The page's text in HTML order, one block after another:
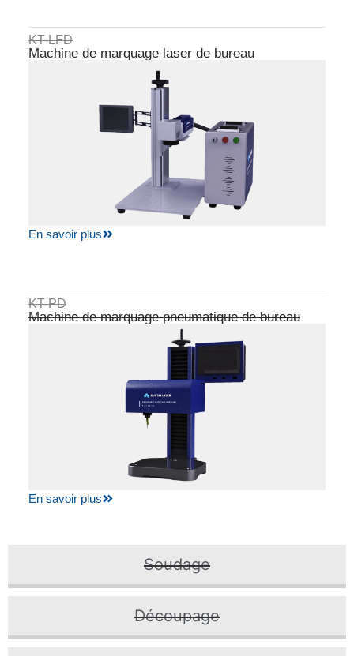
Soudage
Découpage
KT-LFD
Machine de marquage laser de bureau
En savoir plus
KT-PD
Machine de marquage pneumatique de bureau
En savoir plus